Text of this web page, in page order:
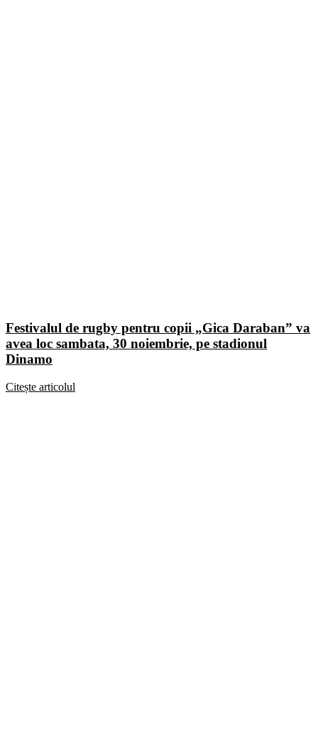
Festivalul de rugby pentru copii „Gica Daraban” va
avea loc sambata, 30 noiembrie, pe stadionul
Dinamo
Citește articolul